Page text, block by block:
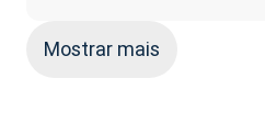
Mostrar mais